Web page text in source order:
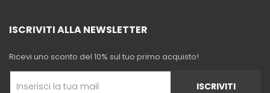
ISCRIVITI ALLA NEWSLETTER
Ricevi uno sconto del 10% sul tuo primo acquisto!
ISCRIVITI